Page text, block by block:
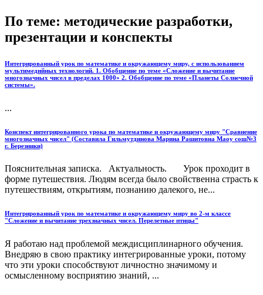
По теме: методические разработки,
презентации и конспекты
Интегрированный урок по математике и окружающему миру, с использованием
мультимедийных технологий. 1. Обобщение по теме «Сложение и вычитание
многозначных чисел в пределах 1000» 2. Обобщение по теме «Планеты Солнечной
системы».
...
Конспект интегрированного урока по математике и окружающему миру "Сравнение
многозначных чисел" (Составила Гильмутдинова Марина Рашитовна Маоу сош№3
г. Березники)
Пояснительная записка. Актуальность. Урок проходит в
форме путешествия. Людям всегда было свойственна страсть к
путешествиям, открытиям, познанию далекого, не...
Интегрированный урок по математике и окружающему миру во 2-м классе
"Сложение и вычитание трехзначных чисел. Перелетные птицы"
Я работаю над проблемой междисциплинарного обучения.
Внедряю в свою практику интегрированные уроки, потому
что эти уроки способствуют личностно значимому и
осмысленному восприятию знаний, ...